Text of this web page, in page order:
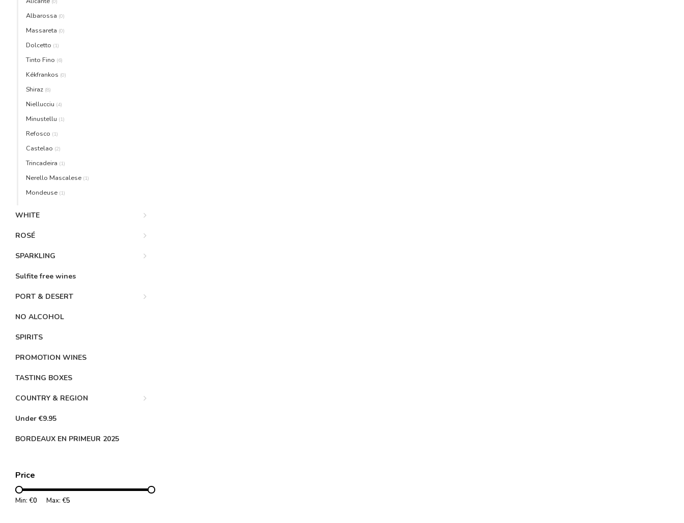
Albarossa (0)
Massareta (0)
Dolcetto (1)
Tinto Fino (6)
Kékfrankos (0)
Shiraz (8)
Niellucciu (4)
Minustellu (1)
Refosco (1)
Castelao (2)
Trincadeira (1)
Nerello Mascalese (1)
Mondeuse (1)
WHITE
ROSÉ
SPARKLING
Sulfite free wines
PORT & DESERT
NO ALCOHOL
SPIRITS
PROMOTION WINES
TASTING BOXES
COUNTRY & REGION
Under €9.95
BORDEAUX EN PRIMEUR 2025
Price
Min: €0 Max: €5